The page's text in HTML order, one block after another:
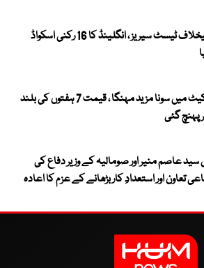
پاکستان کیخلاف ٹیسٹ سیریز ، انگلینڈ کا 16 رکنی اسکواڈ
عالمی مارکیٹ میں سونا مزید مہنگا ، قیمت 7 ہفتوں کی بلند
پہنچ گئی
سید عاصم منیر اور صومالیہ کے وزیر دفاع کی
تعاون اور استعدادِ کار بڑھانے کے عزم کا اعادہ